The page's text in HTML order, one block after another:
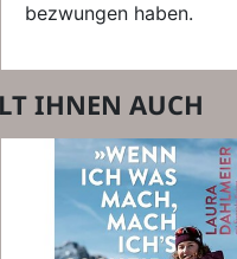
bezwungen haben.
IHNEN AUCH